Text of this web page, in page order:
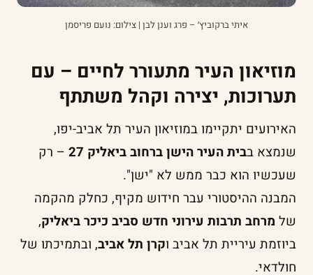
איתי ברקוביץ׳ – פרג וענן לבן | צילום: נועם פריסמן
מוזיאון העיר מתעורר לחיים – עם
תערוכות, יצירה וקהל משתתף
האירועים יתקיימו במוזיאון העיר תל אביב-יפו,
שנמצא בבית העיר הישן ברחוב ביאליק 27
– רק
שעכשיו הוא כבר ממש לא "ישן".
המבנה ההיסטורי עבר חידוש מקיף, כחלק מהקמה
של מרחב תרבות עירוני חדש סביב כיכר ביאליק,
ביוזמת עיריית תל אביב וקרן תל אביב, ובתמיכתו של
חולדאי.